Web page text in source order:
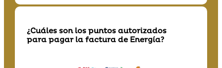
¿Cuáles son los puntos autorizados
para pagar la factura de Energía?